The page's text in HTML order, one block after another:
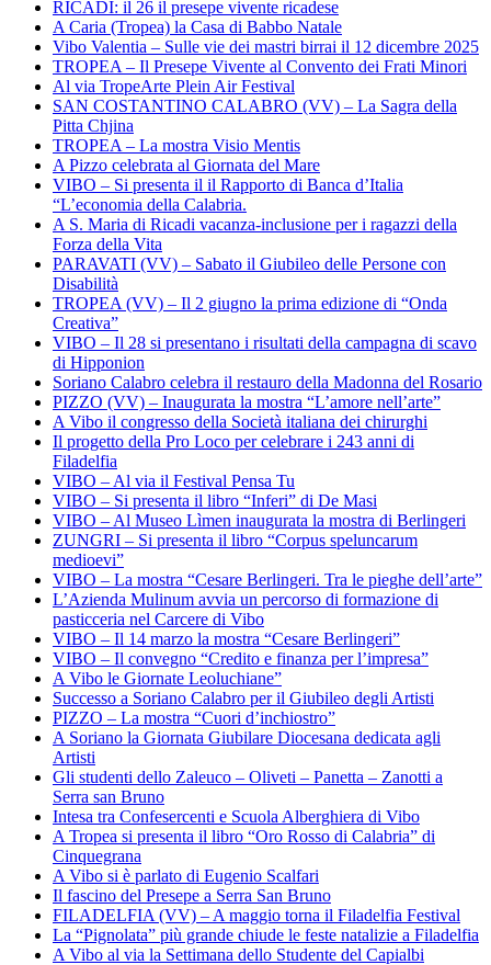
RICADI: il 26 il presepe vivente ricadese
A Caria (Tropea) la Casa di Babbo Natale
Vibo Valentia – Sulle vie dei mastri birrai il 12 dicembre 2025
TROPEA – Il Presepe Vivente al Convento dei Frati Minori
Al via TropeArte Plein Air Festival
SAN COSTANTINO CALABRO (VV) – La Sagra della
Pitta Chjina
TROPEA – La mostra Visio Mentis
A Pizzo celebrata al Giornata del Mare
VIBO – Si presenta il il Rapporto di Banca d’Italia
“L’economia della Calabria.
A S. Maria di Ricadi vacanza-inclusione per i ragazzi della
Forza della Vita
PARAVATI (VV) – Sabato il Giubileo delle Persone con
Disabilità
TROPEA (VV) – Il 2 giugno la prima edizione di “Onda
Creativa”
VIBO – Il 28 si presentano i risultati della campagna di scavo
di Hipponion
Soriano Calabro celebra il restauro della Madonna del Rosario
PIZZO (VV) – Inaugurata la mostra “L’amore nell’arte”
A Vibo il congresso della Società italiana dei chirurghi
Il progetto della Pro Loco per celebrare i 243 anni di
Filadelfia
VIBO – Al via il Festival Pensa Tu
VIBO – Si presenta il libro “Inferi” di De Masi
VIBO – Al Museo Lìmen inaugurata la mostra di Berlingeri
ZUNGRI – Si presenta il libro “Corpus speluncarum
medioevi”
VIBO – La mostra “Cesare Berlingeri. Tra le pieghe dell’arte”
L’Azienda Mulinum avvia un percorso di formazione di
pasticceria nel Carcere di Vibo
VIBO – Il 14 marzo la mostra “Cesare Berlingeri”
VIBO – Il convegno “Credito e finanza per l’impresa”
A Vibo le Giornate Leoluchiane”
Successo a Soriano Calabro per il Giubileo degli Artisti
PIZZO – La mostra “Cuori d’inchiostro”
A Soriano la Giornata Giubilare Diocesana dedicata agli
Artisti
Gli studenti dello Zaleuco – Oliveti – Panetta – Zanotti a
Serra san Bruno
Intesa tra Confesercenti e Scuola Alberghiera di Vibo
A Tropea si presenta il libro “Oro Rosso di Calabria” di
Cinquegrana
A Vibo si è parlato di Eugenio Scalfari
Il fascino del Presepe a Serra San Bruno
FILADELFIA (VV) – A maggio torna il Filadelfia Festival
La “Pignolata” più grande chiude le feste natalizie a Filadelfia
A Vibo al via la Settimana dello Studente del Capialbi